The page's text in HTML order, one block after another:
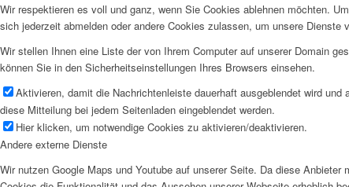
Wir respektieren es voll und ganz, wenn Sie Cookies ablehnen möchten.
sich jederzeit abmelden oder andere Cookies zulassen, um unsere
Wir stellen Ihnen eine Liste der von Ihrem Computer auf unserer Domain
können Sie in den Sicherheitseinstellungen Ihres Browsers einsehen.
Aktivieren, damit die Nachrichtenleiste dauerhaft ausgeblendet wird
diese Mitteilung bei jedem Seitenladen eingeblendet werden.
Hier klicken, um notwendige Cookies zu aktivieren/deaktivieren.
Andere externe Dienste
Wir nutzen Google Maps und Youtube auf unserer Seite. Da diese